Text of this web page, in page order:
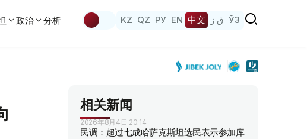
政治 分析 KZ QZ РУ EN 中文 ق ز ЎЗ
相关新闻
2026年8月4日 20:14
民调：超过七成哈萨克斯坦选民表示参加库